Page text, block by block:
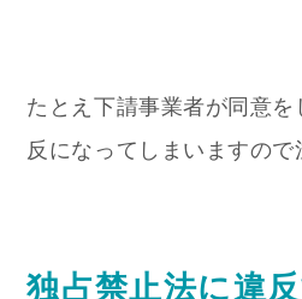
たとえ下請事業者が同意
反になってしまいますので
独占禁止法に違